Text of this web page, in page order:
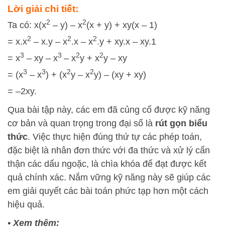
Lời giải chi tiết:
Ta có: x(x2 – y) – x2(x + y) + xy(x – 1)
= x.x2 – x.y – x2.x – x2.y + xy.x – xy.1
= x3 – xy – x3 – x2y + x2y – xy
= (x3 – x3) + (x2y – x2y) – (xy + xy)
= –2xy.
Qua bài tập này, các em đã củng cố được kỹ năng
cơ bản và quan trọng trong đại số là rút gọn biểu
thức. Việc thực hiện đúng thứ tự các phép toán,
đặc biệt là nhân đơn thức với đa thức và xử lý cẩn
thận các dấu ngoặc, là chìa khóa để đạt được kết
quả chính xác. Nắm vững kỹ năng này sẽ giúp các
em giải quyết các bài toán phức tạp hơn một cách
hiệu quả.
•Xem thêm: